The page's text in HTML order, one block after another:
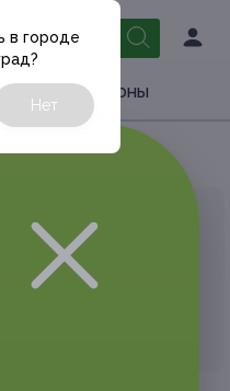
РестоКупоны
в городе
?
Нет
ЗАВЕРШЕНА.
акции быстро